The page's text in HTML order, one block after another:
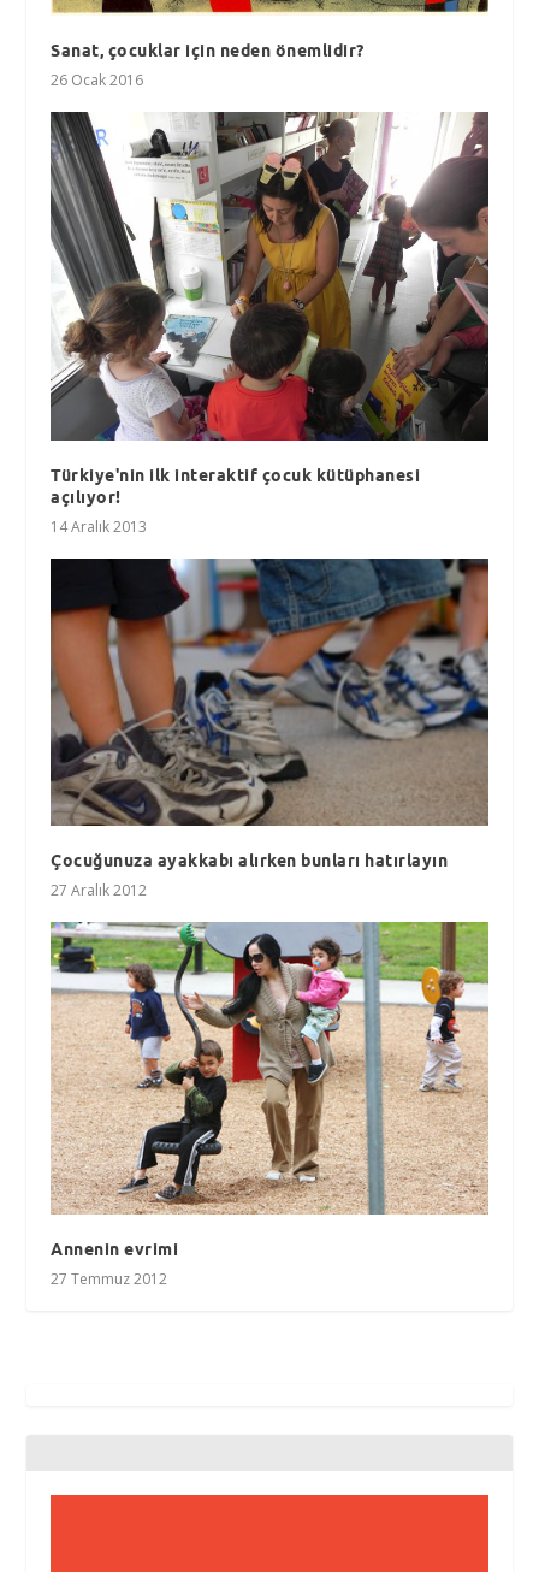
Sanat, çocuklar için neden önemlidir?
26 Ocak 2016
Türkiye'nin ilk interaktif çocuk kütüphanesi
açılıyor!
14 Aralık 2013
Çocuğunuza ayakkabı alırken bunları hatırlayın
27 Aralık 2012
Annenin evrimi
27 Temmuz 2012